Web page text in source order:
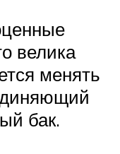
велика
менять
бак.